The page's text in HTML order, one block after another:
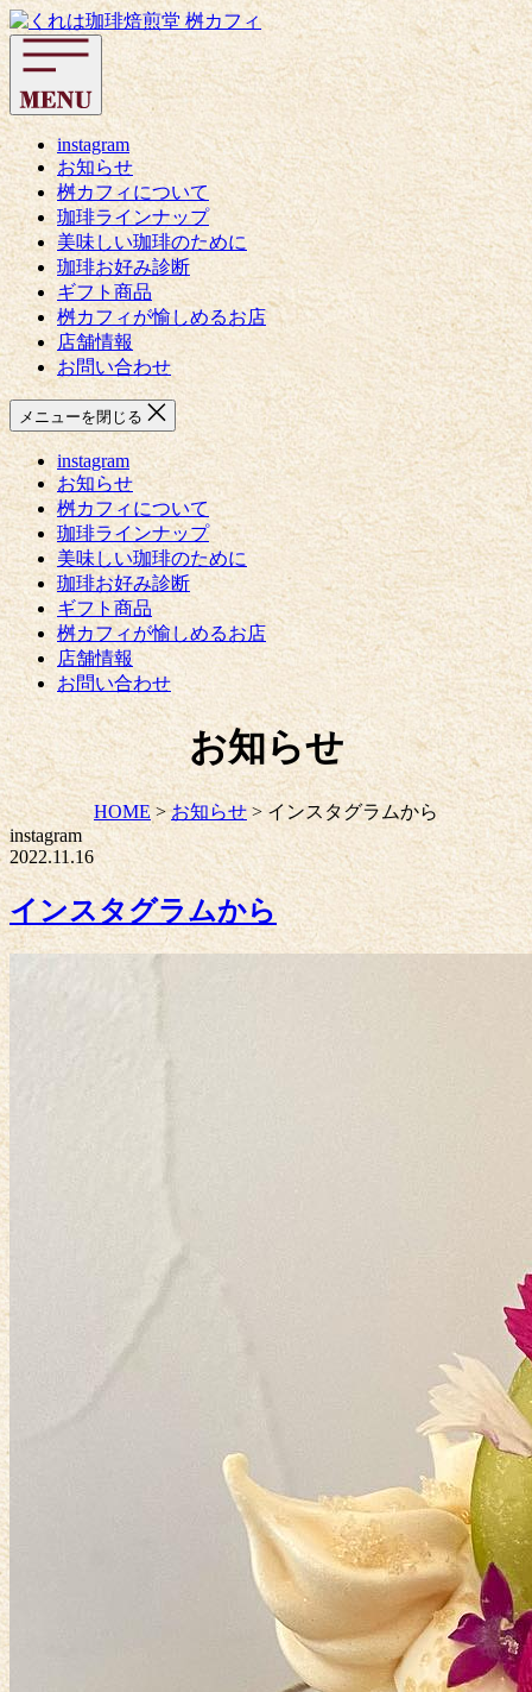
コ
ン
テ
ン
ツ
へ
ス
キ
ッ
プ
く
は
珈
焙
煎
堂
桝
カ
フ
ィ
instagram
お知らせ
桝カフィについて
珈琲ラインナップ
美味しい珈琲のために
珈琲お好み診断
ギフト商品
桝カフィが愉しめるお店
店舗情報
お問い合わせ
メニューを閉じる
instagram
お知らせ
桝カフィについて
珈琲ラインナップ
美味しい珈琲のために
珈琲お好み診断
ギフト商品
桝カフィが愉しめるお店
店舗情報
お問い合わせ
お知らせ
HOME>お知らせ>インスタグラムから
instagram
2022.11.16
インスタグラムから